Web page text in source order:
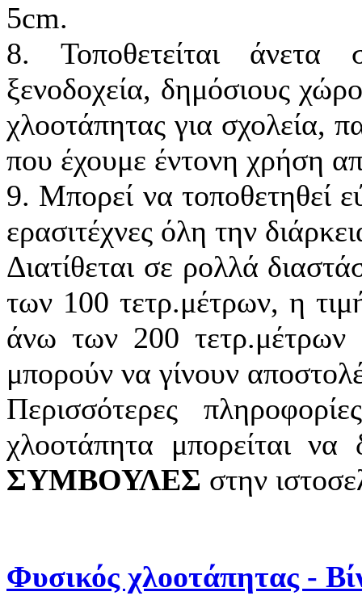
5cm.
8. Τοποθετείται άνετα
ξενοδοχεία, δημόσιους
χλοοτάπητας για σχολεία,
που έχουμε έντονη χρήση
9. Μπορεί να τοποθετηθεί
ερασιτέχνες όλη την
Διατίθεται σε ρολλά
των 100 τετρ.μέτρων, η
άνω των 200
μπορούν να γίνουν
Περισσότερες
χλοοτάπητα μπορείται να
ΣΥΜΒΟΥΛΕΣ στην
Φυσικός χλοοτάπητας -